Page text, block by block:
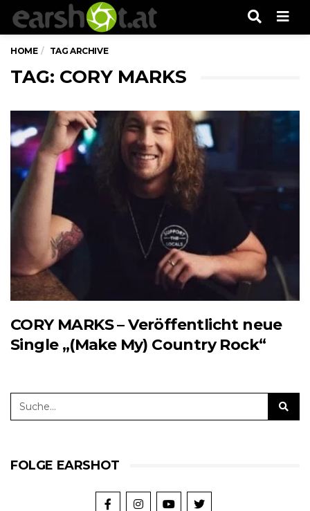
HOME TAG ARCHIVE
TAG: CORY MARKS
CORY MARKS – Veröffentlicht neue
Single „(Make My) Country Rock“
FOLGE EARSHOT